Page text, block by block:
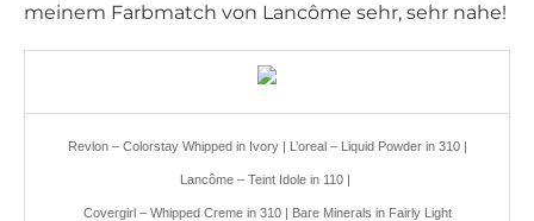
meinem Farbmatch von Lancôme sehr, sehr nahe!
Revlon – Colorstay Whipped in Ivory | L’oreal – Liquid Powder in 310 |
Lancôme – Teint Idole in 110 |
Covergirl – Whipped Creme in 310 | Bare Minerals in Fairly Light